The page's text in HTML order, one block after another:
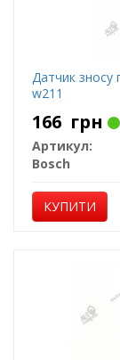
Датчик зносу
w211
166 грн
Артикул:
Bosch
КУПИТИ